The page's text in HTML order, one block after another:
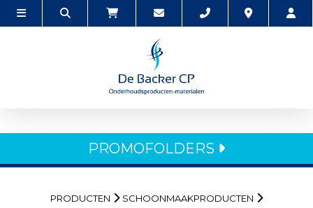
PROMOFOLDERS
PRODUCTEN
SCHOONMAAKPRODUCTEN